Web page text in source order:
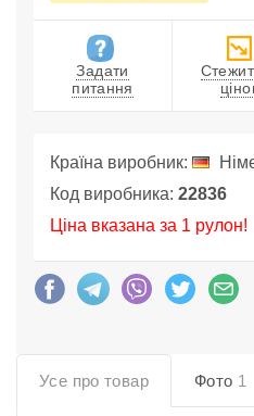
Задати
питання
Країна виробник:
Код виробника: 22836
Ціна вказана за 1 рулон!
Усе про товар Фото 1